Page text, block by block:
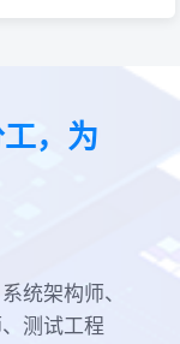
，为
统架构师、
测试工程